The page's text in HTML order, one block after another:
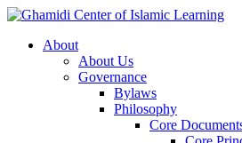
About
About Us
Governance
Bylaws
Philosophy
Core